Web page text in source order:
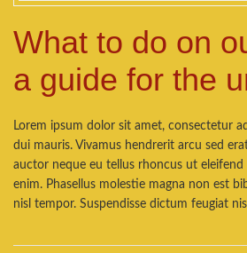
What to do on
a guide for the
Lorem ipsum dolor sit amet, consectetur
dui mauris. Vivamus hendrerit arcu sed
auctor neque eu tellus rhoncus ut
enim. Phasellus molestie magna non est
nisl tempor. Suspendisse dictum feugiat